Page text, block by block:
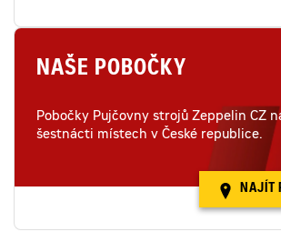
NAŠE POBOČKY
Pobočky Pujčovny strojů Zeppelin CZ
šestnácti místech v České republice.
NAJÍT